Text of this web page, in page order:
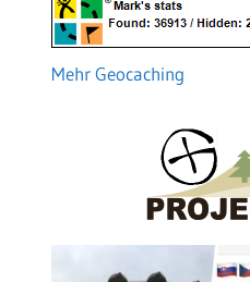
Mehr Geocaching